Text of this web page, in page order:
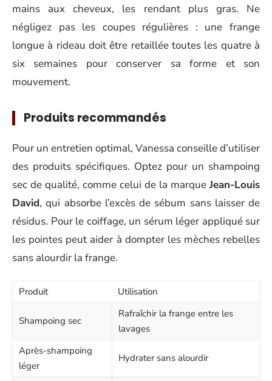
mains aux cheveux, les rendant plus gras. Ne
négligez pas les coupes régulières : une frange
longue à rideau doit être retaillée toutes les quatre à
six semaines pour conserver sa forme et son
mouvement.
Produits recommandés
Pour un entretien optimal, Vanessa conseille d’utiliser
des produits spécifiques. Optez pour un shampoing
sec de qualité, comme celui de la marque Jean-Louis
David, qui absorbe l’excès de sébum sans laisser de
résidus. Pour le coiffage, un sérum léger appliqué sur
les pointes peut aider à dompter les mèches rebelles
sans alourdir la frange.
Produit Utilisation
Shampoing sec
Rafraîchir la frange entre les
lavages
Après-shampoing
léger
Hydrater sans alourdir